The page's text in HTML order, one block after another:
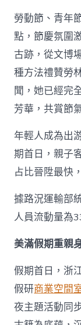
勞動節、青年
點，節慶氛圍
古跡，從文博
種方法禮贊勞
聞，她已經完
芳華，共賞節
年輕人成為出
期首日，親子
占比晉陞最快
據路況運輸部
人員流動量為
美滿假期重親
假期首日，浙
假研商業空間
夜主題活動同